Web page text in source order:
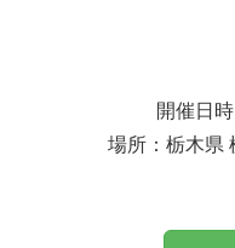
開催日
場所：栃木県